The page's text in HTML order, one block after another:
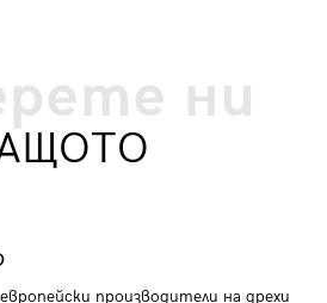
ни
производители на дрехи